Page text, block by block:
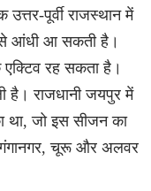
उत्तर-पूर्वी राजस्थान में
से आंधी आ सकती है।
रह सकता है।
है। राजधानी जयपुर में
था, जो इस सीजन का
चूरू और अलवर